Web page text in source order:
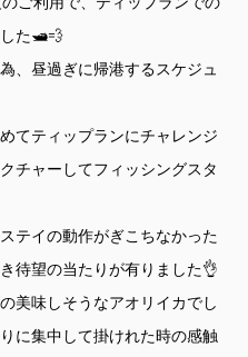
した🛥💨
、昼過ぎに帰港するスケジュ
てティップランにチャレンジ
チャーしてフィッシングスタ
テイの動作がぎこちなかった
待望の当たりが有りました👌
美味しそうなアオリイカでし
に集中して掛けれた時の感触